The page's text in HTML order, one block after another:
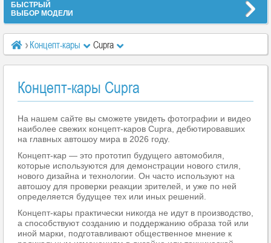
БЫСТРЫЙ
ВЫБОР МОДЕЛИ
Концепт-кары Cupra
Концепт-кары Cupra
На нашем сайте вы сможете увидеть фотографии и видео
наиболее свежих концепт-каров Cupra, дебютировавших
на главных автошоу мира в 2026 году.
Концепт-кар — это прототип будущего автомобиля,
которые используются для демонстрации нового стиля,
нового дизайна и технологии. Он часто используют на
автошоу для проверки реакции зрителей, и уже по ней
определяется будущее тех или иных решений.
Концепт-кары практически никогда не идут в производство,
а способствуют созданию и поддержанию образа той или
иной марки, подготавливают общественное мнение к